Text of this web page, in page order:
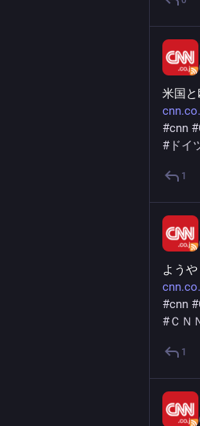
米国
#cnn #
# ドイ
1
よう
#cnn #
#ＣＮ
1